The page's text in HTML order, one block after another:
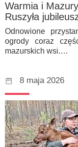
Warmia i
Ruszyła
Odnowione
ogrody coraz
mazurskich wsi.…
8 maja 2026